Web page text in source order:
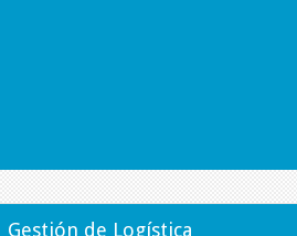
Gestión de Logística